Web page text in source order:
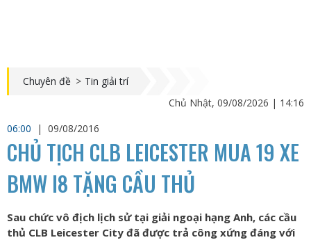
Chuyên đề > Tin giải trí
Chủ Nhật, 09/08/2026 | 14:16
06:00
| 09/08/2016
CHỦ TỊCH CLB LEICESTER MUA 19 XE
BMW I8 TẶNG CẦU THỦ
Sau chức vô địch lịch sử tại giải ngoại hạng Anh, các cầu
thủ CLB Leicester City đã được trả công xứng đáng với